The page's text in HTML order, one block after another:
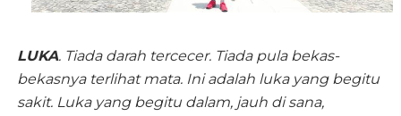
LUKA. Tiada darah tercecer. Tiada pula bekas-
bekasnya terlihat mata. Ini adalah luka yang begitu
sakit. Luka yang begitu dalam, jauh di sana,